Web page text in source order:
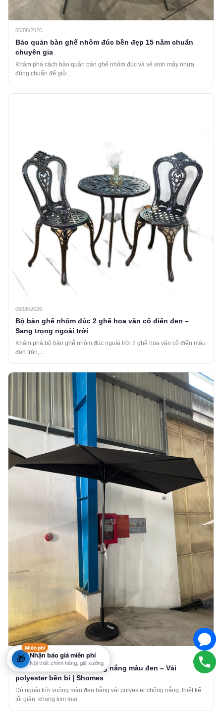
06/08/2026
Bảo quản bàn ghế nhôm đúc bền đẹp 15 năm chuẩn
chuyên gia
Khám phá cách bảo quản bàn ghế nhôm đúc và vệ sinh mây nhựa
đúng chuẩn để giữ...
06/08/2026
Bộ bàn ghế nhôm đúc 2 ghế hoa văn cổ điển đen –
Sang trọng ngoài trời
Khám phá bộ bàn ghế nhôm đúc ngoài trời 2 ghế hoa văn cổ điển màu
đen tròn,...
06/08/2026
Dù ngoài trời vuông chống nắng màu đen – Vải
polyester bền bỉ | Shomes
Dù ngoài trời vuông màu đen bằng vải polyester chống nắng, thiết kế
tối giản, khung kim loại...
Miễn phí
🎁 Nhận báo giá miễn phí
Nội thất chính hãng, giá xưởng